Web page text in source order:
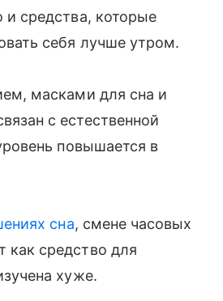
средства, которые
себя лучше утром.
масками для сна и
с естественной
повышается в
сна, смене часовых
средство для
хуже.